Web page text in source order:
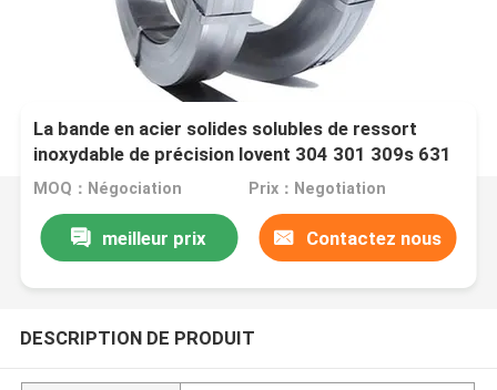
La bande en acier solides solubles de ressort
inoxydable de précision lovent 304 301 309s 631
MOQ：Négociation Prix：Negotiation
meilleur prix Contactez nous
DESCRIPTION DE PRODUIT